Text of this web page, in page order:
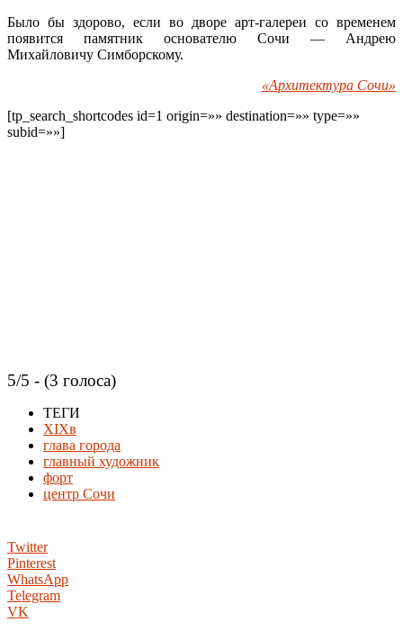
Было бы здорово, если во дворе арт-галереи со временем
появится памятник основателю Сочи — Андрею
Михайловичу Симборскому.
«Архитектура Сочи»
[tp_search_shortcodes id=1 origin=»» destination=»» type=»»
subid=»»]
5/5 - (3 голоса)
ТЕГИ
XIXв
глава города
главный художник
форт
центр Сочи
Twitter
Pinterest
WhatsApp
Telegram
VK